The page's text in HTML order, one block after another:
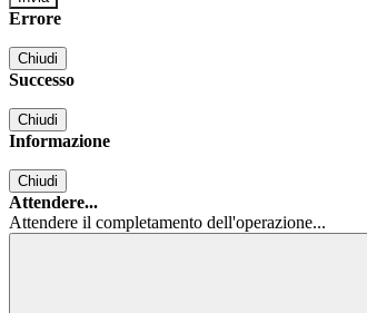
Errore
Chiudi
Successo
Chiudi
Informazione
Chiudi
Attendere...
Attendere il completamento dell'operazione...